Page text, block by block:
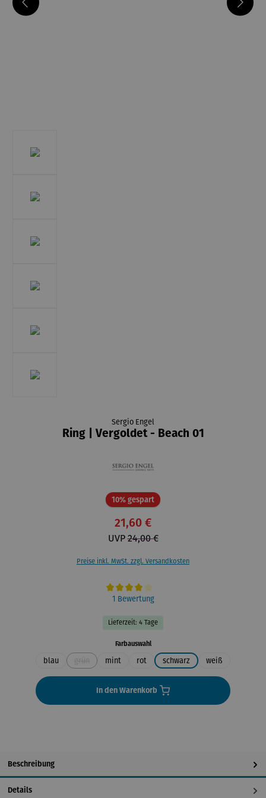
Sergio Engel
Ring | Vergoldet - Beach 01
10% gespartRabatt
21,60 €
UVP24,00 €
Preise inkl. MwSt. zzgl. Versandkosten
Durchschnittliche Bewertung von 4 von 5 Sternen
1 Bewertung
Lieferzeit: 4 Tage
Farbauswahlauswählen
blau
(Diese Option ist zurzeit nicht verfügbar.)
mint rot schwarz weiß
In den Warenkorb
Beschreibung
Details